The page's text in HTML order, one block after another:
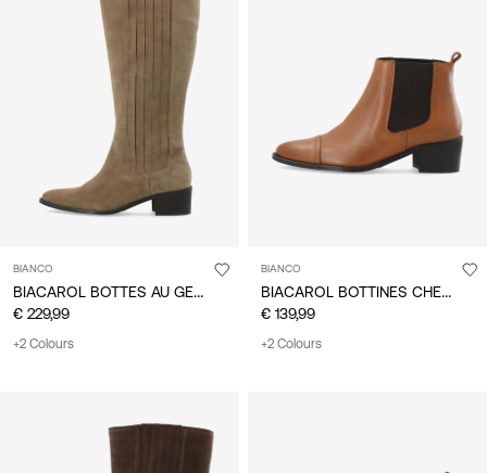
BIANCO
BIACAROL BOTTES AU GENOU
€ 229,99
+2 Colours
BIANCO
BIACAROL BOTTINES CHELSEA
€ 139,99
+2 Colours